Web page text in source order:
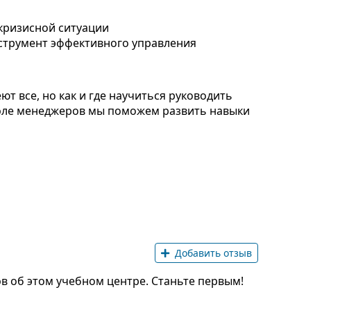
ситуации
эффективного управления
все, но как и где научиться руководить
менеджеров мы поможем развить навыки
Добавить отзыв
об этом учебном центре. Станьте первым!